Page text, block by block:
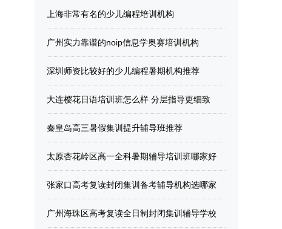
上海非常有名的少儿编程培训机构
广州实力靠谱的noip信息学奥赛培训机构
深圳师资比较好的少儿编程暑期机构推荐
大连樱花日语培训班怎么样 分层指导更细致
秦皇岛高三暑假集训提升辅导班推荐
太原杏花岭区高一全科暑期辅导培训班哪家好
张家口高考复读封闭集训备考辅导机构选哪家
广州海珠区高考复读全日制封闭集训辅导学校